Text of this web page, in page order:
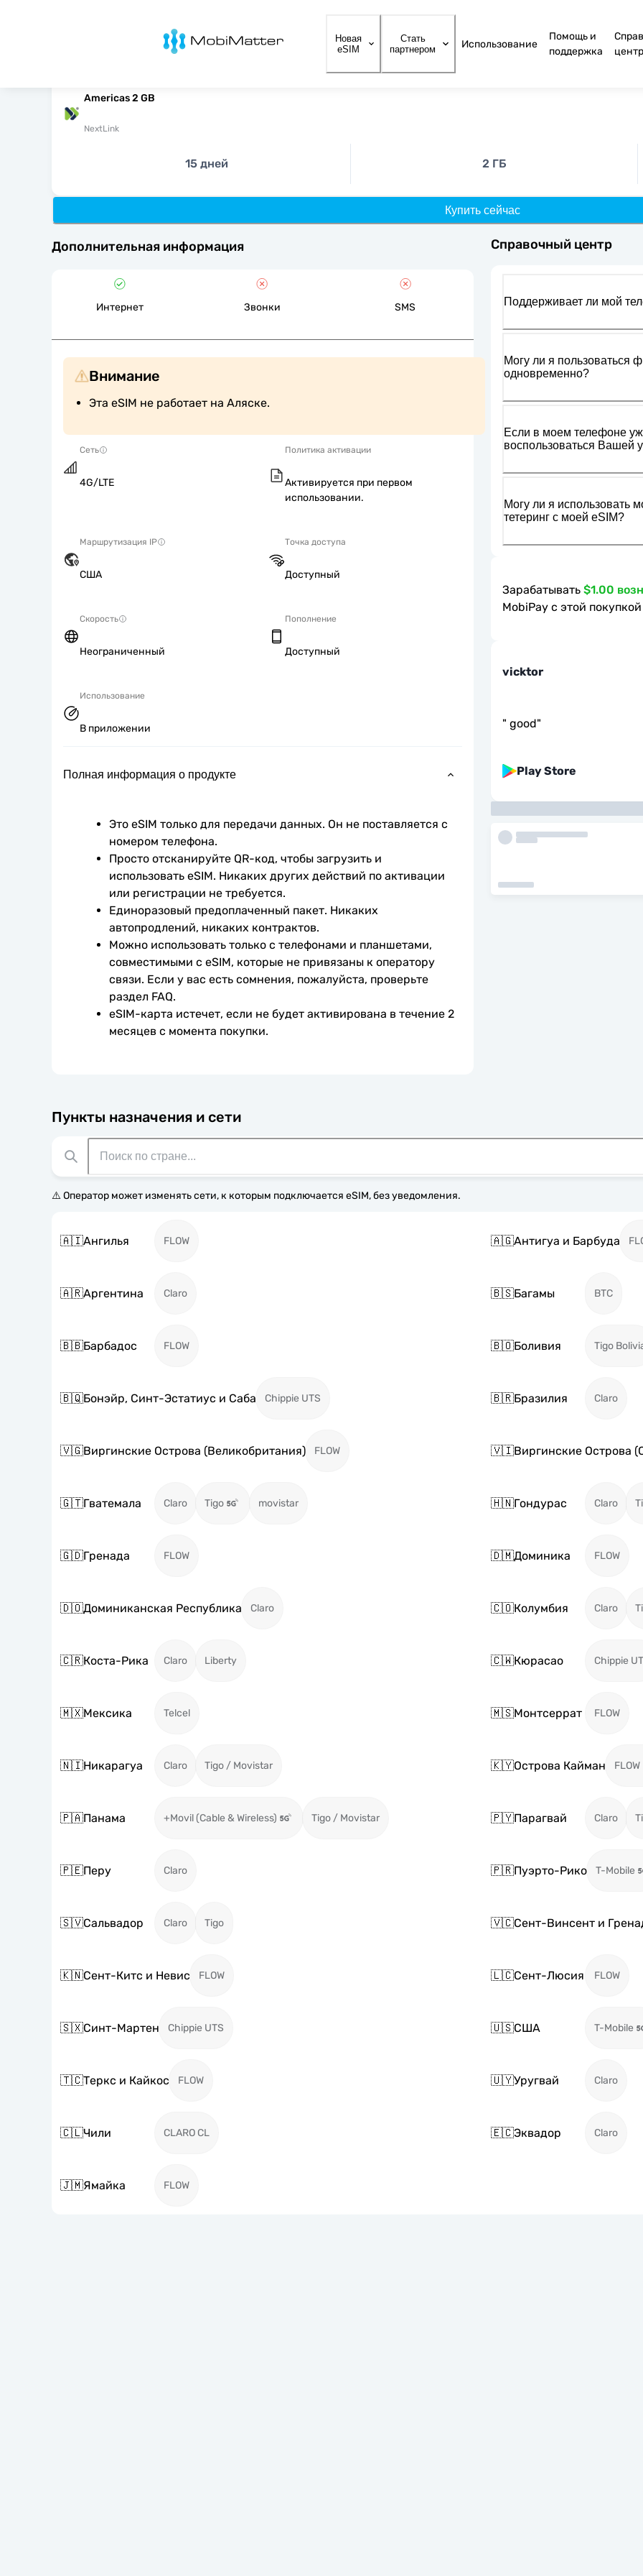
MobiMatter
Новая
eSIM
Стать
партнером
Использование
Помощь и
поддержка
Americas 2 GB
NextLink
15 дней 2 ГБ
Купить сейчас
Дополнительная информация
Интернет Звонки SMS
Внимание
Эта eSIM не работает на Аляске.
Сеть
4G/LTE
Политика активации
Активируется при первом
использовании.
Маршрутизация IP
США
Точка доступа
Доступный
Скорость
Неограниченный
Пополнение
Доступный
Использование
В приложении
Полная информация о продукте
Это eSIM только для передачи данных. Он не поставляется с
номером телефона.
Просто отсканируйте QR-код, чтобы загрузить и
использовать eSIM. Никаких других действий по активации
или регистрации не требуется.
Единоразовый предоплаченный пакет. Никаких
автопродлений, никаких контрактов.
Можно использовать только с телефонами и планшетами,
совместимыми с eSIM, которые не привязаны к оператору
связи. Если у вас есть сомнения, пожалуйста, проверьте
раздел FAQ.
eSIM-карта истечет, если не будет активирована в течение 2
месяцев с момента покупки.
Пункты назначения и сети
⚠️ Оператор может изменять сети, к которым подключается eSIM, без уведомления.
🇦🇮Ангилья FLOW 🇦🇬Антигуа и Барбуда
🇦🇷Аргентина Claro 🇧🇸Багамы BTC
🇧🇧Барбадос FLOW 🇧🇴Боливия Tigo
🇧🇶Бонэйр, Синт-Эстатиус и Саба Chippie UTS 🇧🇷Бразилия Claro
🇻🇬Виргинские Острова (Великобритания) FLOW 🇻🇮Виргинские Острова
🇬🇹Гватемала Claro Tigo movistar 🇭🇳Гондурас Claro
🇬🇩Гренада FLOW 🇩🇲Доминика FLOW
🇩🇴Доминиканская Республика Claro 🇨🇴Колумбия Claro
🇨🇷Коста-Рика Claro Liberty 🇨🇼Кюрасао Chippie
🇲🇽Мексика Telcel 🇲🇸Монтсеррат FLOW
🇳🇮Никарагуа Claro Tigo / Movistar 🇰🇾Острова Кайман FLOW
🇵🇦Панама +Movil (Cable & Wireless) Tigo / Movistar 🇵🇾Парагвай Claro
🇵🇪Перу Claro 🇵🇷Пуэрто-Рико T-Mobile
🇸🇻Сальвадор Claro Tigo 🇻🇨Сент-Винсент и
🇰🇳Сент-Китс и Невис FLOW 🇱🇨Сент-Люсия FLOW
🇸🇽Синт-Мартен Chippie UTS 🇺🇸США T-Mobile
🇹🇨Теркс и Кайкос FLOW 🇺🇾Уругвай Claro
🇨🇱Чили CLARO CL 🇪🇨Эквадор Claro
🇯🇲Ямайка FLOW
Справочный центр
Поддерживает ли мой
Могу ли я пользоваться
одновременно?
Если в моем телефоне
воспользоваться Вашей
Могу ли я использовать
тетеринг с моей eSIM?
Зарабатывать $1.00
MobiPay с этой покупкой
vicktor
" good"
Play Store